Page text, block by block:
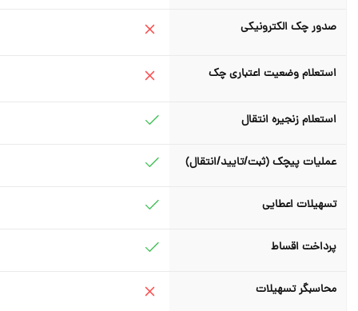
صدور چک الکترونیکی
استعلام وضعیت اعتباری چک
استعلام زنجیره انتقال
عملیات پیچک (ثبت/تایید/انتقال)
تسهیلات اعطایی
پرداخت اقساط
محاسبگر تسهیلات